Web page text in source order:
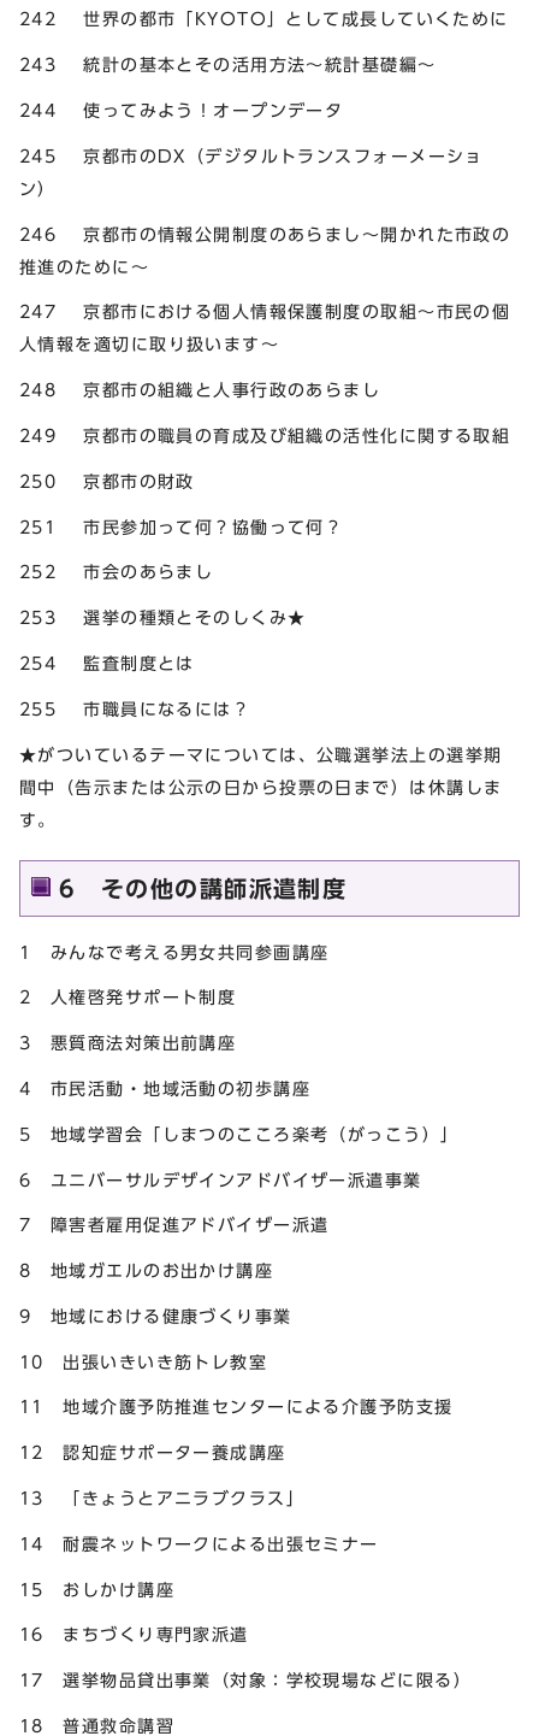
242 世界の都市「KYOTO」として成長していくために
243 統計の基本とその活用方法～統計基礎編～
244 使ってみよう！オープンデータ
245 京都市のDX（デジタルトランスフォーメーショ
ン）
246 京都市の情報公開制度のあらまし～開かれた市政の
推進のために～
247 京都市における個人情報保護制度の取組～市民の個
人情報を適切に取り扱います～
248 京都市の組織と人事行政のあらまし
249 京都市の職員の育成及び組織の活性化に関する取組
250 京都市の財政
251 市民参加って何？協働って何？
252 市会のあらまし
253 選挙の種類とそのしくみ★
254 監査制度とは
255 市職員になるには？
★がついているテーマについては、公職選挙法上の選挙期
間中（告示または公示の日から投票の日まで）は休講しま
す。
6 その他の講師派遣制度
1 みんなで考える男女共同参画講座
2 人権啓発サポート制度
3 悪質商法対策出前講座
4 市民活動・地域活動の初歩講座
5 地域学習会「しまつのこころ楽考（がっこう）」
6 ユニバーサルデザインアドバイザー派遣事業
7 障害者雇用促進アドバイザー派遣
8 地域ガエルのお出かけ講座
9 地域における健康づくり事業
10 出張いきいき筋トレ教室
11 地域介護予防推進センターによる介護予防支援
12 認知症サポーター養成講座
13 「きょうとアニラブクラス」
14 耐震ネットワークによる出張セミナー
15 おしかけ講座
16 まちづくり専門家派遣
17 選挙物品貸出事業（対象：学校現場などに限る）
18 普通救命講習